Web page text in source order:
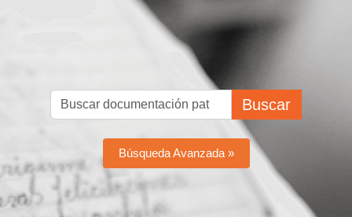
Buscar
Búsqueda Avanzada »